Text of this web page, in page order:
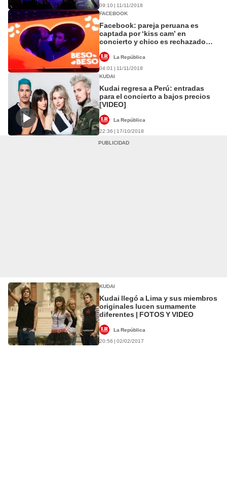
09:10 | 11/11/2018
FACEBOOK
Facebook: pareja peruana es
captada por ‘kiss cam’ en
concierto y chico es rechazado
La República
04:01 | 11/11/2018
KUDAI
Kudai regresa a Perú: entradas
para el concierto a bajos precios
[VIDEO]
La República
22:36 | 17/10/2018
KUDAI
Kudai llegó a Lima y sus miembros
originales lucen sumamente
diferentes | FOTOS Y VIDEO
La República
20:56 | 02/02/2017